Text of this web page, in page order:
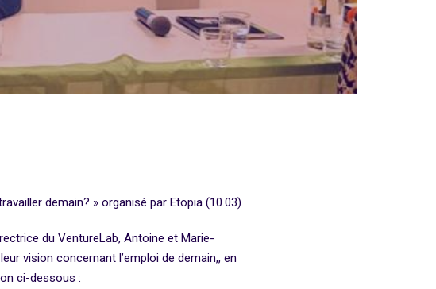
demain? » organisé par Etopia (10.03)
du VentureLab, Antoine et Marie-
vision concernant l’emploi de demain,, en
ci-dessous :